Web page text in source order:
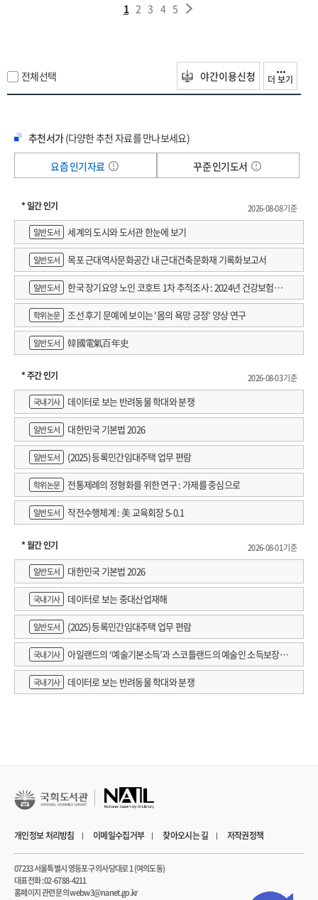
1 2 3 4 5
전체선택 야간이용신청 더 보기
추천서가(다양한 추천 자료를 만나보세요)
요즘 인기자료
꾸준 인기도서
* 일간 인기
2026-08-08 기준
일반도서
세계의 도시와 도서관 한눈에 보기
일반도서 목포 근대역사문화공간 내 근대건축문화재 기록화보고서
일반도서
한국 장기요양 노인 코호트 1차 추적조사 : 2024년 건강보험연
구원 정규연구보고서
학위논문 조선 후기 문예에 보이는 '몸의 욕망 긍정' 양상 연구
일반도서 韓國電氣百年史
* 주간 인기
2026-08-03 기준
국내기사
데이터로 보는 반려동물 학대와 분쟁
일반도서 대한민국 기본법 2026
일반도서 (2025) 등록민간임대주택 업무 편람
학위논문 전통제례의 정형화를 위한 연구 : 가제를 중심으로
일반도서 작전수행체계 : 美 교육회장 5-0.1
* 월간 인기
2026-08-01 기준
일반도서
대한민국 기본법 2026
국내기사 데이터로 보는 중대산업재해
일반도서 (2025) 등록민간임대주택 업무 편람
국내기사
아일랜드의 ‘예술기본소득’과 스코틀랜드의 예술인 소득보장정
책 논의
국내기사 데이터로 보는 반려동물 학대와 분쟁
개인정보 처리방침 이메일수집거부 찾아오시는 길 저작권정책
07233 서울특별시 영등포구 의사당대로 1 (여의도동)
대표전화 : 02-6788-4211
홈페이지 관련 문의 webw3@nanet.go.kr